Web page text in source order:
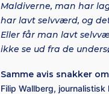
Maldiverne, man har
har lavt selvværd, og
Eller får man lavt
ikke se ud fra de
Samme avis snakker
Filip Wallberg,